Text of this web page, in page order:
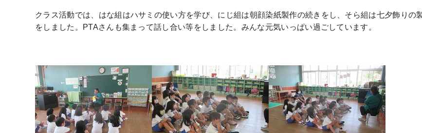
クラス活動では、はな組はハサミの使い方を学び、にじ組は朝顔染紙製作の続きをし、そら組は七夕飾りの
をしました。PTAさんも集まって話し合い等をしました。みんな元気いっぱい過ごしています。